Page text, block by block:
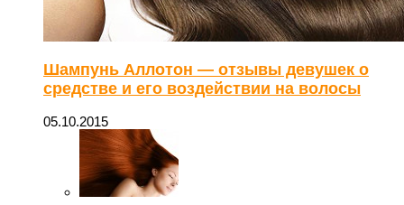
Шампунь Аллотон — отзывы девушек о
средстве и его воздействии на волосы
05.10.2015